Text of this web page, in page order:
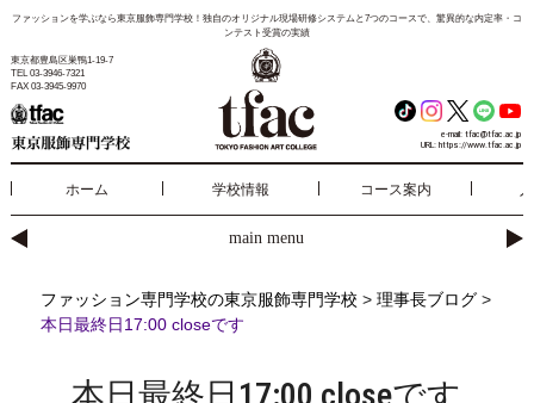
ファッションを学ぶなら東京服飾専門学校！独自のオリジナル現場研修システムと7つのコースで、驚異的な内定率・コ
ンテスト受賞の実績
東京都豊島区巣鴨1-19-7
TEL 03-3946-7321
FAX 03-3945-9970
e-mail: tfac@tfac.ac.jp
URL: https://www.tfac.ac.jp
ホーム 学校情報 コース案内
main menu
ファッション専門学校の東京服飾専門学校 > 理事長ブログ>
本日最終日17:00 closeです